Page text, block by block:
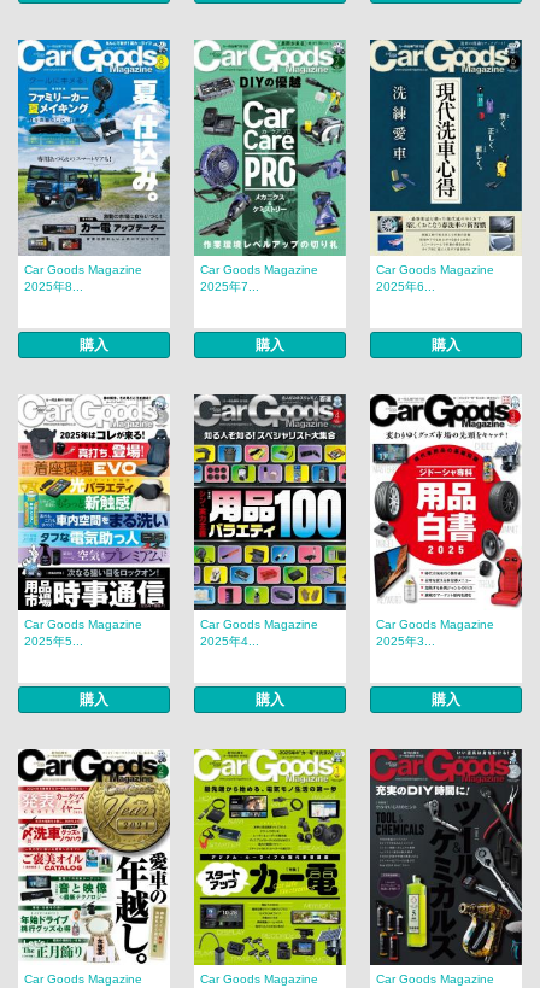
Car Goods Magazine
2025年8...
購入
Car Goods Magazine
2025年7...
購入
Car Goods Magazine
2025年6...
購入
Car Goods Magazine
2025年5...
購入
Car Goods Magazine
2025年4...
購入
Car Goods Magazine
2025年3...
購入
Car Goods Magazine
Car Goods Magazine
Car Goods Magazine